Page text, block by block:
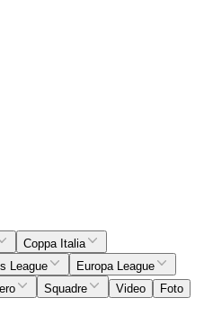
Coppa Italia
League
Europa League
Squadre Video
Foto